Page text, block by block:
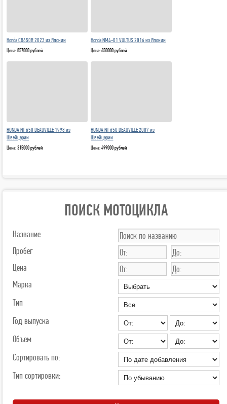
Honda CB650R 2023 из Японии
Цена:857000 рублей
Honda NM4-01 VULTUS 2016 из Японии
Цена:650000 рублей
HONDA NT 650 DEAUVILLE 1998 из
Швейцарии
Цена:315000 рублей
HONDA NT 650 DEAUVILLE 2007 из
Швейцарии
Цена:499000 рублей
ПОИСК МОТОЦИКЛА
Название
Пробег
Цена
Марка
Тип
Год выпуска
Объем
Сортировать по:
Тип сортировки: